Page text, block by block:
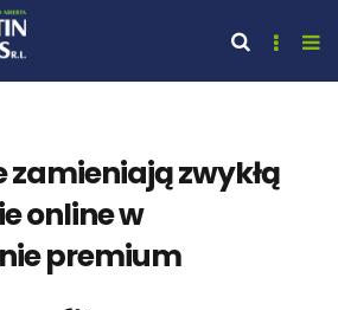
zamieniają zwykłą
online w
premium